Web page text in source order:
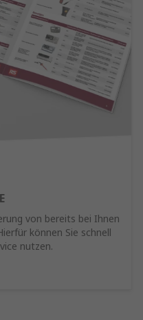
von bereits bei Ihnen
können Sie schnell
nutzen.